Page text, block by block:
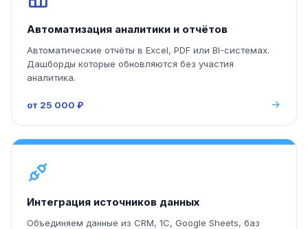
Автоматизация аналитики и отчётов
Автоматические отчёты в Excel, PDF или BI-системах.
Дашборды которые обновляются без участия
аналитика.
от 25 000 ₽
Интеграция источников данных
Объединяем данные из CRM, 1С, Google Sheets, баз